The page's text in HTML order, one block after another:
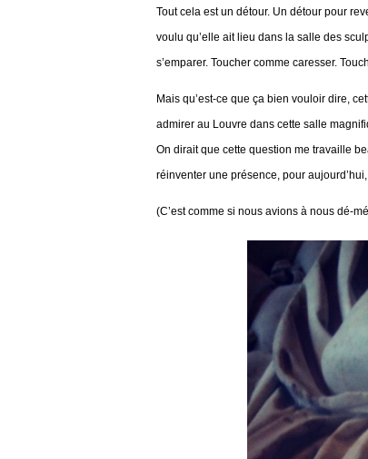
Tout cela est un détour. Un détour pour
voulu qu’elle ait lieu dans la salle des
s’emparer. Toucher comme caresser.
Mais qu’est-ce que ça bien vouloir dire,
admirer au Louvre dans cette salle
On dirait que cette question me travaille
réinventer une présence, pour
(C’est comme si nous avions à nous dé-